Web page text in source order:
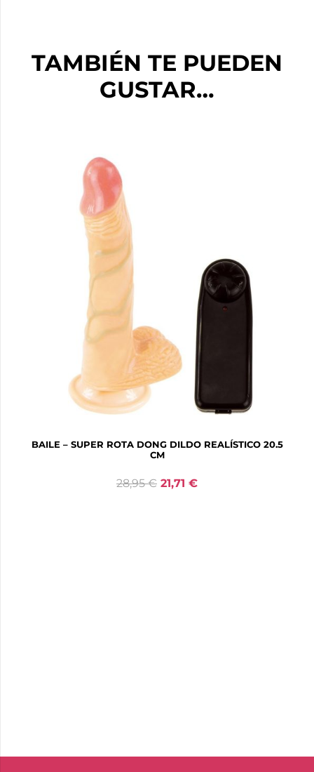
TAMBIÉN TE PUEDEN
GUSTAR…
BAILE – SUPER ROTA DONG DILDO REALÍSTICO 20.5
CM
28,95€ 21,71 €